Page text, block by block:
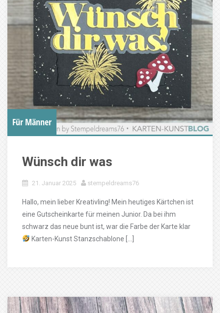
Für Männer
Wünsch dir was
21. Januar 2025 stempeldreams76
Hallo, mein lieber Kreativling! Mein heutiges Kärtchen ist
eine Gutscheinkarte für meinen Junior. Da bei ihm
schwarz das neue bunt ist, war die Farbe der Karte klar
Karten-Kunst Stanzschablone […]